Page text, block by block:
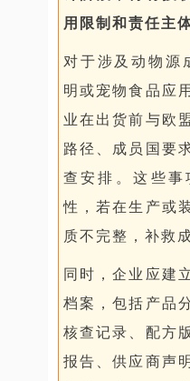
用限制和责任主
对于涉及动物源
明或宠物食品应
业在出货前与欧
路径、成员国要
查安排。这些事
性，若在生产或
质不完整，补救
同时，企业应建
档案，包括产品
核查记录、配方
报告、供应商声